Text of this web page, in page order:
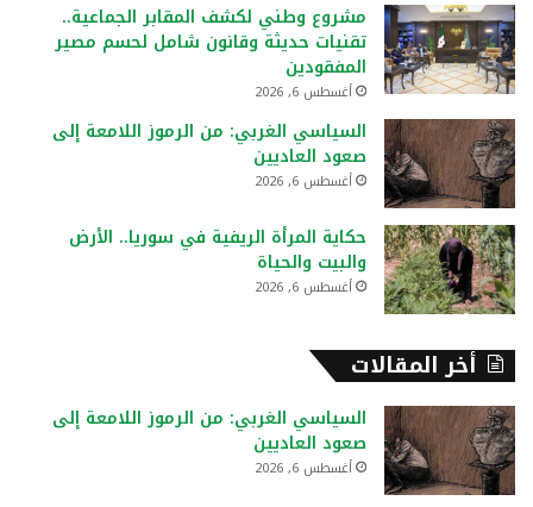
ن
مشروع وطني لكشف المقابر الجماعية..
تقنيات حديثة وقانون شامل لحسم مصير
المفقودين
أغسطس 6, 2026
السياسي الغربي: من الرموز اللامعة إلى
صعود العاديين
أغسطس 6, 2026
حكاية المرأة الريفية في سوريا.. الأرض
والبيت والحياة
أغسطس 6, 2026
أخر المقالات
السياسي الغربي: من الرموز اللامعة إلى
صعود العاديين
أغسطس 6, 2026